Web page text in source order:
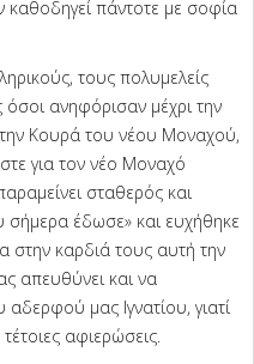
καθοδηγεί πάντοτε με σοφία
τους πολυμελείς
ανηφόρισαν μέχρι την
Κουρά του νέου Μοναχού,
για τον νέο Μοναχό
σταθερός και
σήμερα έδωσε» και ευχήθηκε
στην καρδιά τους αυτή την
απευθύνει και να
μας Ιγνατίου, γιατί
αφιερώσεις.